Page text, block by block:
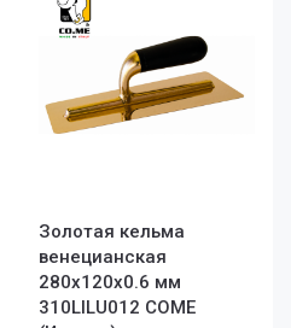
Золотая кельма
венецианская
280x120x0.6 мм
310LILU012 COME